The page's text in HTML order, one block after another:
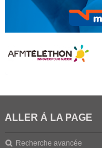
ALLER À LA PAGE
Recherche avancée